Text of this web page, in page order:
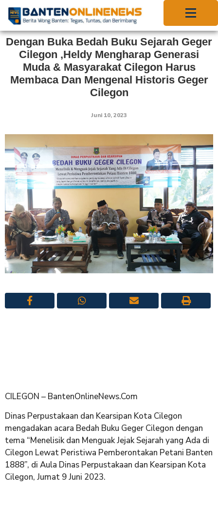
Dengan Buka Bedah Buku Sejarah Geger
Cilegon ,Heldy Mengharap Generasi
Muda & Masyarakat Cilegon Harus
Membaca Dan Mengenal Historis Geger
Cilegon
Juni 10, 2023
CILEGON – BantenOnlineNews.Com
Dinas Perpustakaan dan Kearsipan Kota Cilegon
mengadakan acara Bedah Buku Geger Cilegon dengan
tema “Menelisik dan Menguak Jejak Sejarah yang Ada di
Cilegon Lewat Peristiwa Pemberontakan Petani Banten
1888”, di Aula Dinas Perpustakaan dan Kearsipan Kota
Cilegon, Jumat 9 Juni 2023.